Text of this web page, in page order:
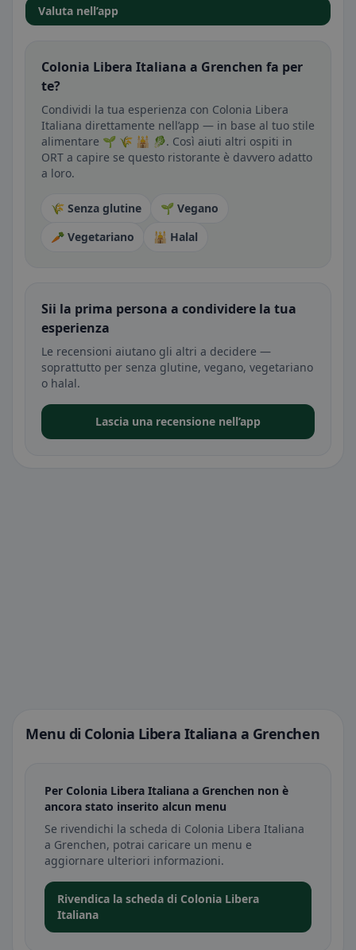
Valuta nell’app
Colonia Libera Italiana a Grenchen fa per
te?
Condividi la tua esperienza con Colonia Libera
Italiana direttamente nell’app — in base al tuo stile
alimentare 🌱 🌾 🕌 🥬. Così aiuti altri ospiti in
ORT a capire se questo ristorante è davvero adatto
a loro.
🌾 Senza glutine
🌱 Vegano
🥕 Vegetariano
🕌 Halal
Sii la prima persona a condividere la tua
esperienza
Le recensioni aiutano gli altri a decidere —
soprattutto per senza glutine, vegano, vegetariano
o halal.
Lascia una recensione nell’app
Menu di Colonia Libera Italiana a Grenchen
Per Colonia Libera Italiana a Grenchen non è
ancora stato inserito alcun menu
Se rivendichi la scheda di Colonia Libera Italiana
a Grenchen, potrai caricare un menu e
aggiornare ulteriori informazioni.
Rivendica la scheda di Colonia Libera
Italiana